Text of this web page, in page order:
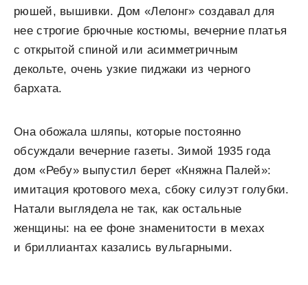
рюшей, вышивки. Дом «Лелонг» создавал для
нее строгие брючные костюмы, вечерние платья
с открытой спиной или асимметричным
декольте, очень узкие пиджаки из черного
бархата.
Она обожала шляпы, которые постоянно
обсуждали вечерние газеты. Зимой 1935 года
дом «Ребу» выпустил берет «Княжна Палей»:
имитация кротового меха, сбоку силуэт голубки.
Натали выглядела не так, как остальные
женщины: на ее фоне знаменитости в мехах
и бриллиантах казались вульгарными.